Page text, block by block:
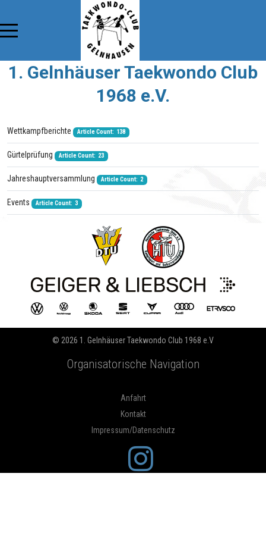
1. Gelnhäuser Taekwondo Club
1968 e.V.
Wettkampfberichte Article Count: 138
Gürtelprüfung Article Count: 23
Jahreshauptversammlung Article Count: 2
Events Article Count: 3
© 2026 1. Gelnhäuser Taekwondo Club 1968 e.V
Organisatorische Navigation
Anfahrt
Kontakt
Impressum/Datenschutz